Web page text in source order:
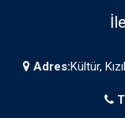
Adres:Kültür,